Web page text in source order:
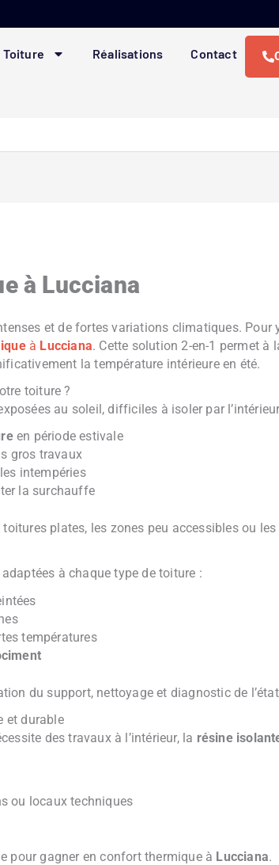
Toiture Réalisations Contact
à Lucciana
et de fortes variations climatiques. Pour
à Lucciana. Cette solution 2-en-1 permet à
la température intérieure en été.
toiture ?
au soleil, difficiles à isoler par
en période estivale
gros travaux
intempéries
la surchauffe
plates, les zones peu accessibles ou
à chaque type de toiture :
températures
du support, nettoyage et diagnostic de
et durable
des travaux à l’intérieur, la résine
ou locaux techniques
pour gagner en confort thermique à Lucciana.